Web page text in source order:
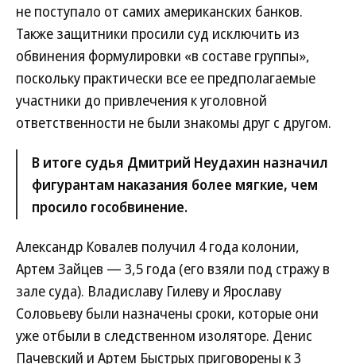
не поступало от самих американских банков.
Также защитники просили суд исключить из
обвинения формулировки «в составе группы»,
поскольку практически все ее предполагаемые
участники до привлечения к уголовной
ответственности не были знакомы друг с другом.
В итоге судья Дмитрий Неудахин назначил
фигурантам наказания более мягкие, чем
просило гособвинение.
Александр Ковалев получил 4 года колонии,
Артем Зайцев — 3,5 года (его взяли под стражу в
зале суда). Владиславу Гилеву и Ярославу
Соловьеву были назначены сроки, которые они
уже отбыли в следственном изоляторе. Денис
Пачевский и Артем Быстрых приговорены к 3